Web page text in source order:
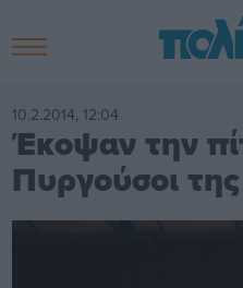
10.2.2014, 12:04
Έκοψαν την
Πυργούσοι